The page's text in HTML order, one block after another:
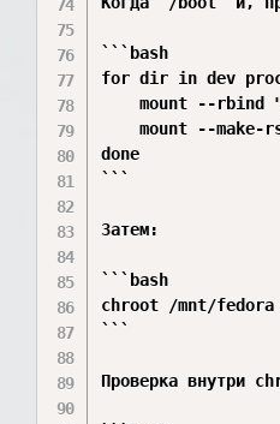
```bash
for dir in dev
mount --rbind
mount --make-
done
```
Затем:
```bash
chroot /mnt/
```
Проверка внутри